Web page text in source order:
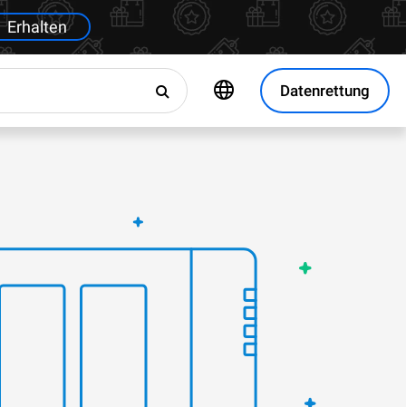
Erhalten
Datenrettung